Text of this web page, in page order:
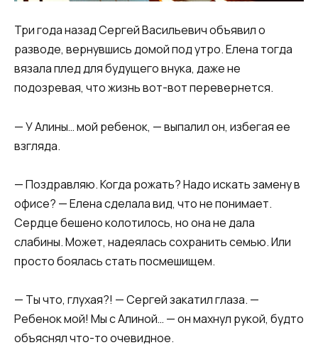
​Три года назад Сергей Васильевич объявил о
разводе, вернувшись домой под утро. Елена тогда
вязала плед для будущего внука, даже не
подозревая, что жизнь вот-вот перевернется.​
​— У Алины… мой ребенок, — выпалил он, избегая ее
взгляда.​
​— Поздравляю. Когда рожать? Надо искать замену в
офисе? — Елена сделала вид, что не понимает.
Сердце бешено колотилось, но она не дала
слабины. Может, надеялась сохранить семью. Или
просто боялась стать посмешищем.​
​— Ты что, глухая?! — Сергей закатил глаза. —
Ребенок мой! Мы с Алиной… — он махнул рукой, будто
объяснял что-то очевидное.​